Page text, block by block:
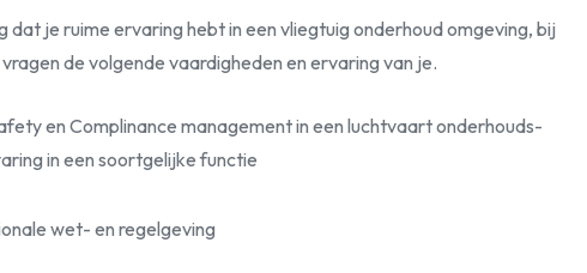
dat je ruime ervaring hebt in een vliegtuig onderhoud omgeving, bij
de volgende vaardigheden en ervaring van je.
en Complinance management in een luchtvaart onderhouds-
in een soortgelijke functie
wet- en regelgeving